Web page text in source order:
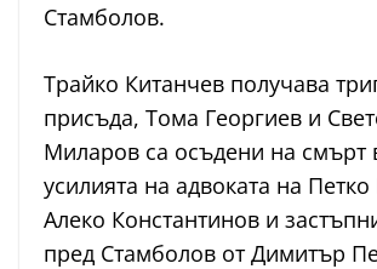
Стамболов.
Трайко Китанчев получава
присъда, Тома Георгиев и
Миларов са осъдени на смърт
усилията на адвоката на
Алеко Константинов и
пред Стамболов от Димитър